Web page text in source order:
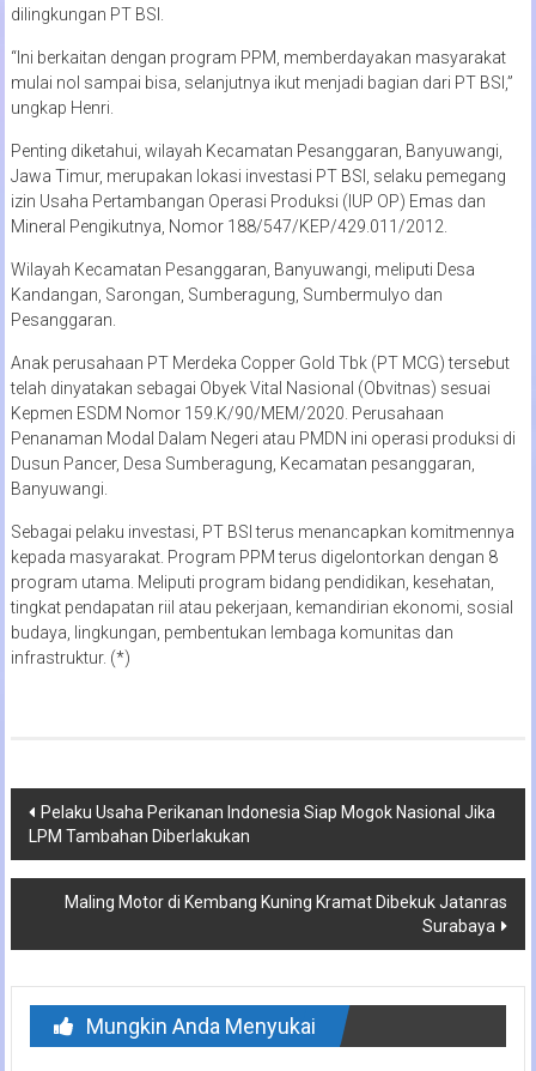
dilingkungan PT BSI.
“Ini berkaitan dengan program PPM, memberdayakan masyarakat
mulai nol sampai bisa, selanjutnya ikut menjadi bagian dari PT BSI,”
ungkap Henri.
Penting diketahui, wilayah Kecamatan Pesanggaran, Banyuwangi,
Jawa Timur, merupakan lokasi investasi PT BSI, selaku pemegang
izin Usaha Pertambangan Operasi Produksi (IUP OP) Emas dan
Mineral Pengikutnya, Nomor 188/547/KEP/429.011/2012.
Wilayah Kecamatan Pesanggaran, Banyuwangi, meliputi Desa
Kandangan, Sarongan, Sumberagung, Sumbermulyo dan
Pesanggaran.
Anak perusahaan PT Merdeka Copper Gold Tbk (PT MCG) tersebut
telah dinyatakan sebagai Obyek Vital Nasional (Obvitnas) sesuai
Kepmen ESDM Nomor 159.K/90/MEM/2020. Perusahaan
Penanaman Modal Dalam Negeri atau PMDN ini operasi produksi di
Dusun Pancer, Desa Sumberagung, Kecamatan pesanggaran,
Banyuwangi.
Sebagai pelaku investasi, PT BSI terus menancapkan komitmennya
kepada masyarakat. Program PPM terus digelontorkan dengan 8
program utama. Meliputi program bidang pendidikan, kesehatan,
tingkat pendapatan riil atau pekerjaan, kemandirian ekonomi, sosial
budaya, lingkungan, pembentukan lembaga komunitas dan
infrastruktur. (*)
Navigasi
pos
Pelaku Usaha Perikanan Indonesia Siap Mogok Nasional Jika
LPM Tambahan Diberlakukan
Maling Motor di Kembang Kuning Kramat Dibekuk Jatanras
Surabaya
Mungkin Anda Menyukai